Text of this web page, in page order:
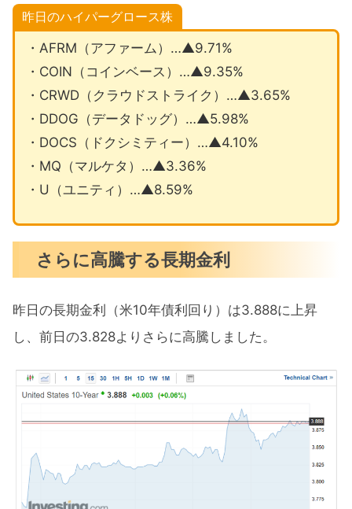
昨日のハイパーグロース株
・AFRM（アファーム）…▲9.71%
・COIN（コインベース）…▲9.35%
・CRWD（クラウドストライク）…▲3.65%
・DDOG（データドッグ）…▲5.98%
・DOCS（ドクシミティー）…▲4.10%
・MQ（マルケタ）…▲3.36%
・U（ユニティ）…▲8.59%
さらに高騰する長期金利
昨日の長期金利（米10年債利回り）は3.888に上昇
し、前日の3.828よりさらに高騰しました。